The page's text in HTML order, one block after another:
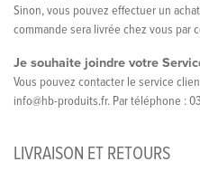
Sinon, vous pouvez effectuer un
commande sera livrée chez vous par
Je souhaite joindre votre
Vous pouvez contacter le service
info@hb-produits.fr. Par téléphone :
LIVRAISON ET RETOURS